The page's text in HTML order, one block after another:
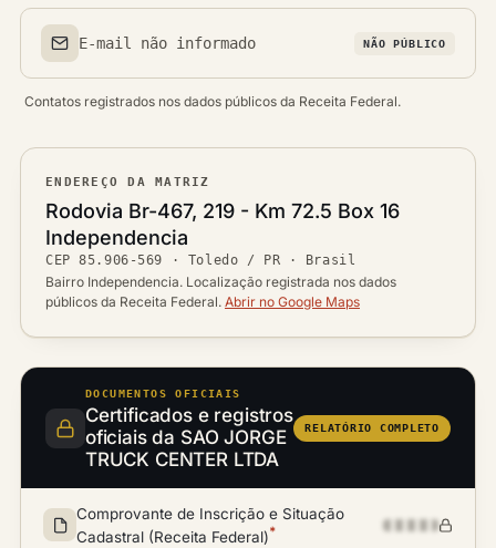
Email(s)
E-mail não informado NÃO PÚBLICO
Contatos registrados nos dados públicos da Receita Federal.
ENDEREÇO DA MATRIZ
Logradouro
Rodovia Br-467, 219 - Km 72.5 Box 16
Bairro
Independencia
CEP
CEP85.906-569 ·
Cidade / UF
Toledo / PR · Brasil
Ver localização no mapa
Bairro Independencia. Localização registrada nos dados
públicos da Receita Federal. Abrir no Google Maps
DOCUMENTOS OFICIAIS
Certificados e registros
oficiais da SAO JORGE
TRUCK CENTER LTDA
RELATÓRIO COMPLETO
Comprovante de Inscrição e Situação
Cadastral (Receita Federal)*